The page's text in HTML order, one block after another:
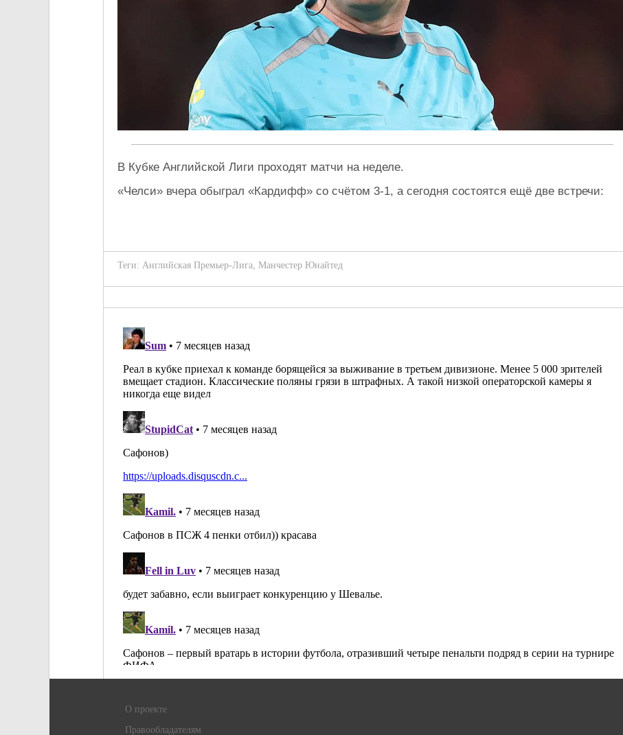
В Кубке Английской Лиги проходят матчи на неделе.
«Челси» вчера обыграл «Кардифф» со счётом 3-1, а сегодня состоятся ещё две встречи:
Теги: Английская Премьер-Лига, Манчестер Юнайтед
О проекте
Правообладателям